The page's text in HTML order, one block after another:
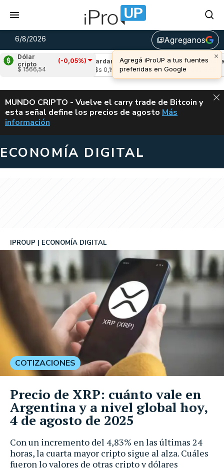
6/8/2026 library_addAgreganos
×
Agregá iProUP a tus fuentes
preferidas en Google
Dólar
cripto
(-0,05%)
$ 1566,54
(-1,93%)
Cardano (-0,07%)
u$s 0,19
Avalanche
u$s 6,65
ALERTA
MUNDO CRIPTO - Vuelve el carry trade de Bitcoin y
esta señal define los precios de agosto VUELVE EL
Más
información
ECONOMÍA DIGITAL
Con un incremento del 4,83% en las últimas 24
horas, la cuarta mayor cripto sigue al alza. Cuáles
fueron lo valores de otras cripto y dólares
IPROUP ECONOMÍA DIGITAL
COTIZACIONES
Precio de XRP: cuánto vale en
Argentina y a nivel global hoy,
4 de agosto de 2025